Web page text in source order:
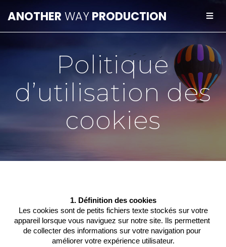
ANOTHER WAYPRODUCTION
Politique
d’utilisation des
cookies
1. Définition des cookies
appareil lorsque vous naviguez sur notre site. Ils permettent
de collecter des informations sur votre navigation pour
améliorer votre expérience utilisateur.